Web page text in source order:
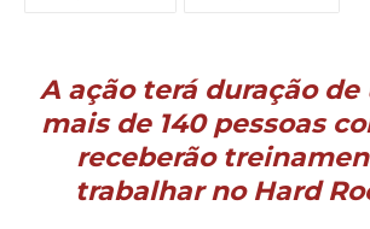
A ação terá duração de
mais de 140 pessoas
receberão
trabalhar no Hard